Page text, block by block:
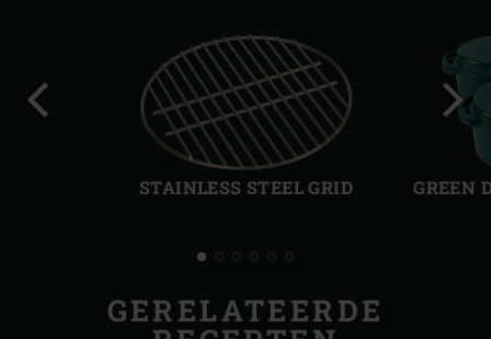
STAINLESS STEEL GRID GREEN
GERELATEERDE